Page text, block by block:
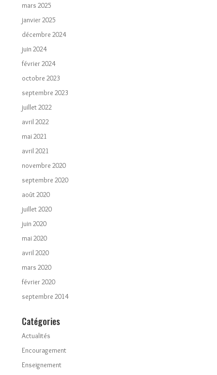
mars 2025
janvier 2025
décembre 2024
juin 2024
février 2024
octobre 2023
septembre 2023
juillet 2022
avril 2022
mai 2021
avril 2021
novembre 2020
septembre 2020
août 2020
juillet 2020
juin 2020
mai 2020
avril 2020
mars 2020
février 2020
septembre 2014
Catégories
Actualités
Encouragement
Enseignement